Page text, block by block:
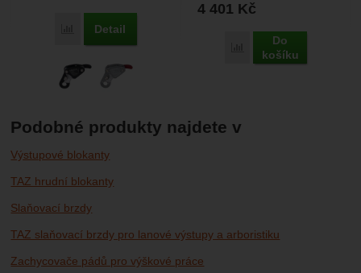
Porovnat
Detail
4 401 Kč
Porovnat
Do
košíku
Podobné produkty najdete v
Výstupové blokanty
TAZ hrudní blokanty
Slaňovací brzdy
TAZ slaňovací brzdy pro lanové výstupy a arboristiku
Zachycovače pádů pro výškové práce